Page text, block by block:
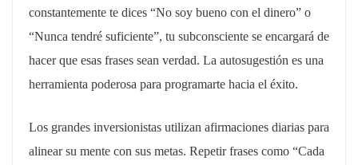
constantemente te dices “No soy bueno con el dinero” o
“Nunca tendré suficiente”, tu subconsciente se encargará de
hacer que esas frases sean verdad. La autosugestión es una
herramienta poderosa para programarte hacia el éxito.
Los grandes inversionistas utilizan afirmaciones diarias para
alinear su mente con sus metas. Repetir frases como “Cada